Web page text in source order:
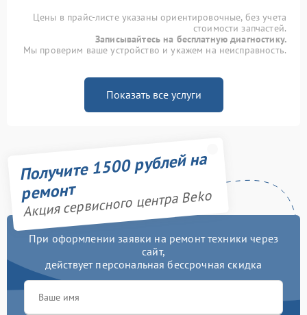
Цены в прайс-листе указаны ориентировочные, без учета
стоимости запчастей.
Записывайтесь на бесплатную диагностику.
Мы проверим ваше устройство и укажем на неисправность.
Показать все услуги
Получите 1500 рублей на
ремонт
Акция сервисного центра Beko
При оформлении заявки на ремонт техники через
сайт,
действует персональная бессрочная скидка